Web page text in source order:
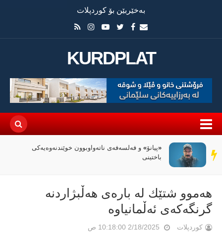
بەخێربێن بۆ کوردپلات
KURDPLAT
سەر
دێڕ
«پیانۆ» و فەلسەفەی ناتەواوبوون خوێندنەوەیەکی
باختینی
هەموو شتێك لە بارەی هەڵبژاردنە
گرنگەکەی ئەڵمانیاوە
کوردپلات 2/18/2025 10:18:00 ص